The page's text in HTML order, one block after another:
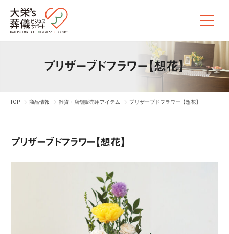
プリザーブドフラワー【想花】
TOP 商品情報 雑貨・店舗販売用アイテム プリザーブドフラワー【想花】
プリザーブドフラワー【想花】